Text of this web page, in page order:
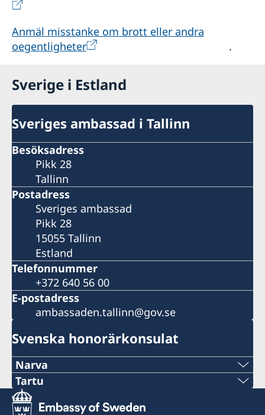
Anmäl misstanke om brott eller andra
oegentligheter
.
Sverige i Estland
Sveriges ambassad i Tallinn
Besöksadress
Pikk 28
Tallinn
Postadress
Sveriges ambassad
Pikk 28
15055 Tallinn
Estland
Telefonnummer
+372 640 56 00
E-postadress
ambassaden.tallinn@gov.se
Svenska honorärkonsulat
Narva
Tel:
+372 356 5670
Tartu
Tel: